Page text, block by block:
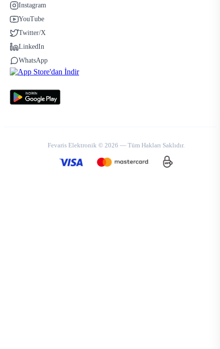
Instagram
YouTube
Twitter/X
LinkedIn
WhatsApp
Fevaris Elektronik © 2026 — Tüm Hakları Saklıdır.